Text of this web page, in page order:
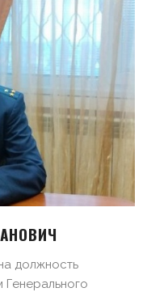
должность